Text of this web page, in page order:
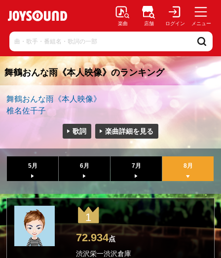
楽曲 店舗 ログイン メニュー
舞鶴おんな雨《本人映像》のランキング
舞鶴おんな雨《本人映像》
椎名佐千子
歌詞 楽曲詳細を見る
5月 6月 7月 8月
1
72.934点
渋沢栄一渋沢倉庫